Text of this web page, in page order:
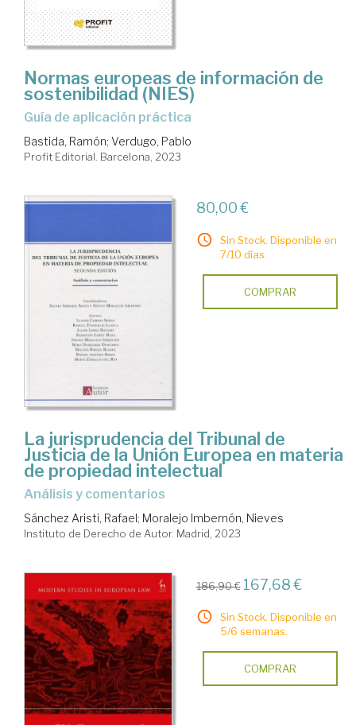
Normas europeas de información de
sostenibilidad (NIES)
Guía de aplicación práctica
Bastida, Ramón; Verdugo, Pablo
Profit Editorial. Barcelona, 2023
80,00 €
Sin Stock. Disponible en
7/10 días.
COMPRAR
La jurisprudencia del Tribunal de
Justicia de la Unión Europea en materia
de propiedad intelectual
análisis y comentarios
Sánchez Aristi, Rafael; Moralejo Imbernón, Nieves
Instituto de Derecho de Autor. Madrid, 2023
186,90 € 167,68 €
Sin Stock. Disponible en
5/6 semanas.
COMPRAR